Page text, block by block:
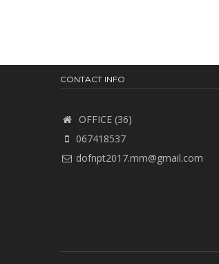
CONTACT INFO
OFFICE (36)
067418537
dofnpt2017.mm@gmail.com